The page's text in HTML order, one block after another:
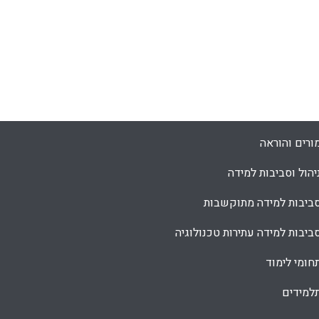
והוראה
וסביבות למידה
למידה מתוקשבות
למידה עתירות טכנולוגיה
לימוד